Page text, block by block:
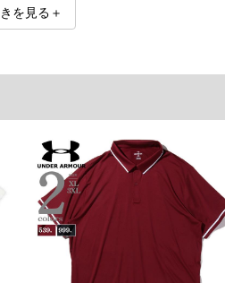
内にご連絡ください。
上げ無料対象商品は1本につき税込6,000円以
有料（500円+税）となります。）
く場合がございます。
なりますので、予めご了承下さい。
います。(例：裾にファスナーや調節ひもが付
ざいます。また、お客様がご使用の環境（コ
を見る＋